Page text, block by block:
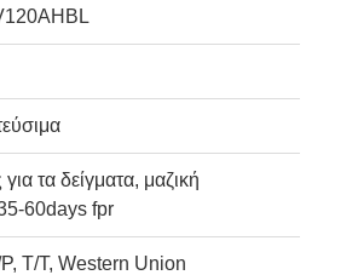
τα δείγματα, μαζική
60days fpr
T/T, Western Union